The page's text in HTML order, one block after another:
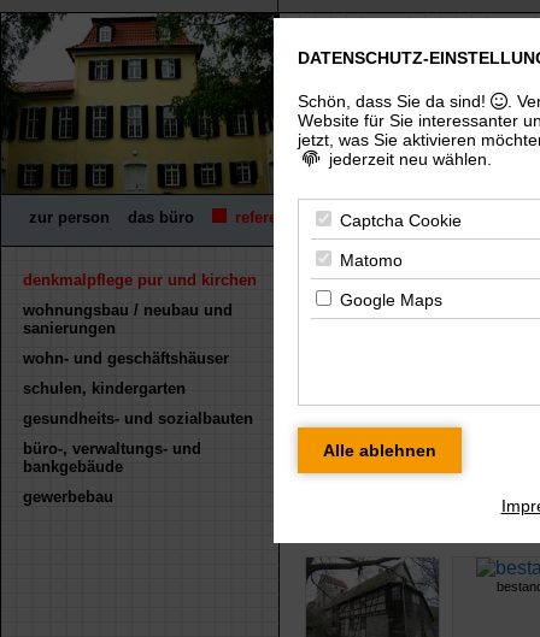
freier architekt
(uni), architektenkammer
zur person das büro referenzen wettbewerbe
denkmalpflege pur und kirchen
wohnungsbau / neubau und
sanierungen
wohn- und geschäftshäuser
schulen, kindergarten
gesundheits- und sozialbauten
büro-, verwaltungs- und
bankgebäude
gewerbebau
« zurück
'schloss ellingshausen'
DATENSCHUTZ-
Schön, dass Sie da sind!
.
Website für Sie interessanter
jetzt, was Sie aktivieren
jederzeit neu wählen.
Captcha Cookie
Matomo
Google Maps